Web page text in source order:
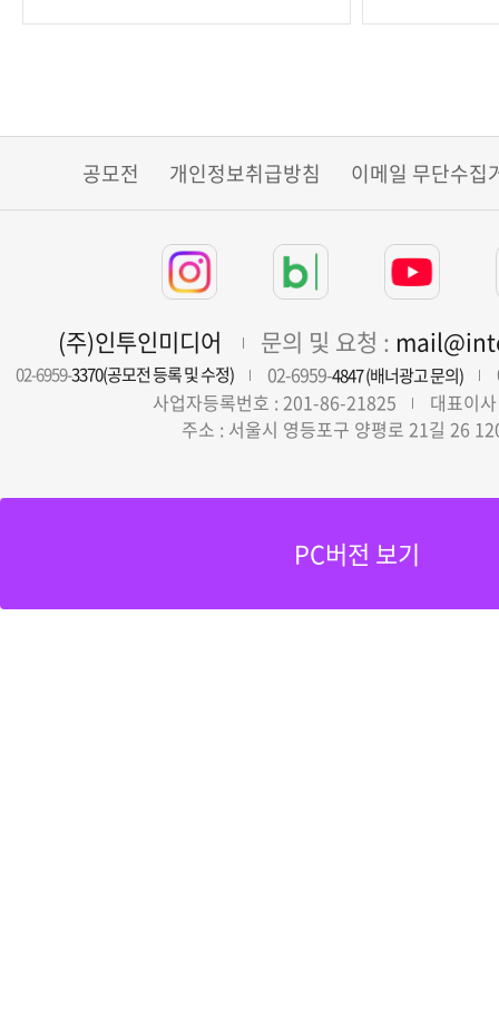
공모전 개인정보취급방침 이메일 무단수집
(주)인투인미디어 문의 및 요청 :
02-6959-3370(공모전 등록 및 수정) 02-6959-4847 (배너광고 문의)
사업자등록번호 : 201-86-21825
대표이
주소 : 서울시 영등포구 양평로 21길 26
PC버전 보기